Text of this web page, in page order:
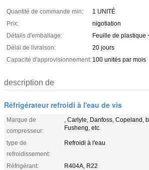
Quantité de commande min:
1 UNITÉ
Prix:
nigotiation
Détails d'emballage:
Feuille de plastique
Délai de livraison:
20 jours
Capacité d'approvisionnement: 100 unités par mois
description de
Réfrigérateur refroidi à l'eau de vis
Marque de
compresseur:
, Carlyle, Danfoss, Copeland,
Fusheng, etc.
type de
refroidissement:
Refroidi à l'eau
Réfrigérant:
R404A, R22